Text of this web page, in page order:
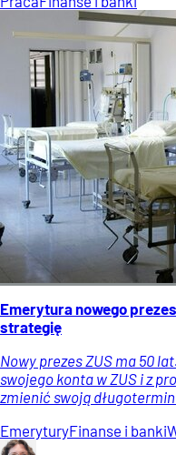
Emerytura nowego
strategię
Nowy prezes ZUS ma 50
swojego konta w ZUS i z
zmienić swoją
EmeryturyFinanse i banki